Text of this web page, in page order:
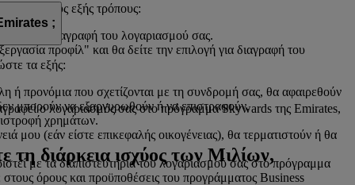
με τους εξής τρόπους:
για διαγραφή του λογαριασμού σας.
προφίλ" και θα δείτε την επιλογή για διαγραφή του
;
τα εξής:
ή προνόμια που σχετίζονται με τη συνδρομή σας, θα αφαιρεθούν
μπορούν να εξαργυρωθούν ή να επιστραφούν.
χρημάτων.
μου (εάν είστε επικεφαλής οικογένειας), θα τερματιστούν ή θα
με τα διαπιστευτήρια του λογαριασμού σας στο πρόγραμμα
στους όρους και προϋποθέσεις του προγράμματος Business
ο λογαριασμός σας στο πρόγραμμα Skywards της Emirates,
τη διάρκεια ισχύος των Μιλίων,